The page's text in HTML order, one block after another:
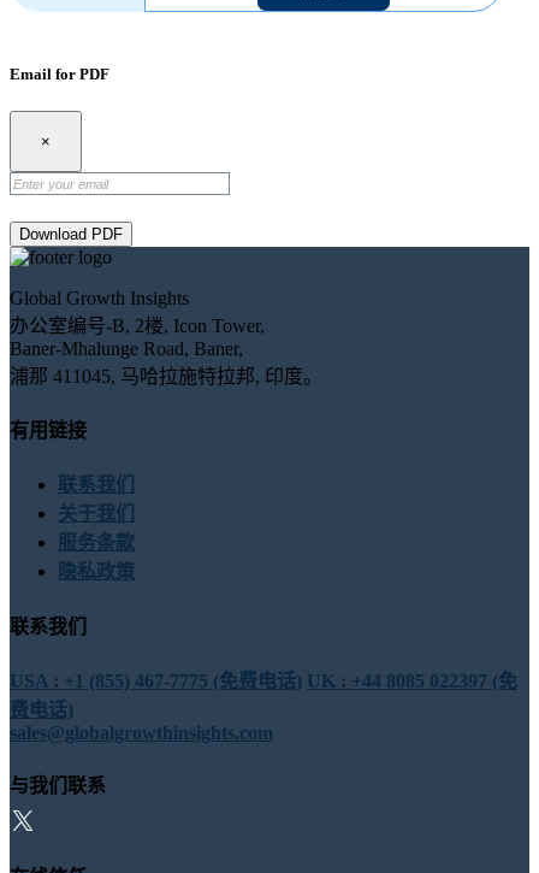
Email for PDF
×
Download PDF
Global Growth Insights
办公室编号-B, 2楼, Icon Tower,
Baner-Mhalunge Road, Baner,
浦那 411045, 马哈拉施特拉邦, 印度。
有用链接
联系我们
关于我们
服务条款
隐私政策
联系我们
USA : +1 (855) 467-7775 (免费电话) UK : +44 8085 022397 (免
费电话)
sales@globalgrowthinsights.com
与我们联系